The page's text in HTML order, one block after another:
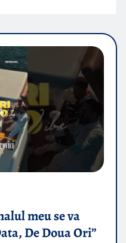
meu se va
De Doua Ori”